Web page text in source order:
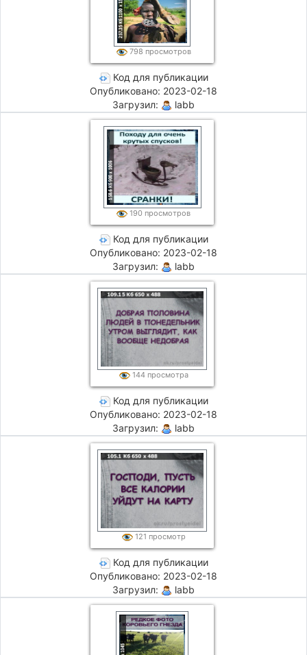
798 просмотров
Код для публикации
Опубликовано: 2023-02-18
Загрузил:
labb
190 просмотров
Код для публикации
Опубликовано: 2023-02-18
Загрузил:
labb
144 просмотра
Код для публикации
Опубликовано: 2023-02-18
Загрузил:
labb
121 просмотр
Код для публикации
Опубликовано: 2023-02-18
Загрузил:
labb